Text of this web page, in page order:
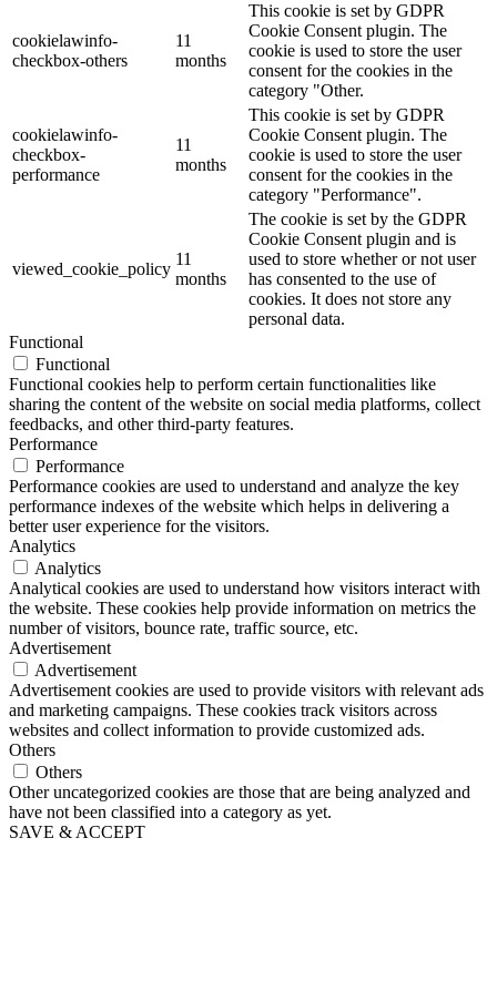
cookielawinfo-
checkbox-others
11
months
This cookie is set by GDPR
Cookie Consent plugin. The
cookie is used to store the user
consent for the cookies in the
category "Other.
cookielawinfo-
checkbox-
performance
11
months
This cookie is set by GDPR
Cookie Consent plugin. The
cookie is used to store the user
consent for the cookies in the
category "Performance".
viewed_cookie_policy
11
months
The cookie is set by the GDPR
Cookie Consent plugin and is
used to store whether or not user
has consented to the use of
cookies. It does not store any
personal data.
Functional
Functional
Functional cookies help to perform certain functionalities like
sharing the content of the website on social media platforms, collect
feedbacks, and other third-party features.
Performance
Performance
Performance cookies are used to understand and analyze the key
performance indexes of the website which helps in delivering a
better user experience for the visitors.
Analytics
Analytics
Analytical cookies are used to understand how visitors interact with
the website. These cookies help provide information on metrics the
number of visitors, bounce rate, traffic source, etc.
Advertisement
Advertisement
Advertisement cookies are used to provide visitors with relevant ads
and marketing campaigns. These cookies track visitors across
websites and collect information to provide customized ads.
Others
Others
Other uncategorized cookies are those that are being analyzed and
have not been classified into a category as yet.
SAVE & ACCEPT